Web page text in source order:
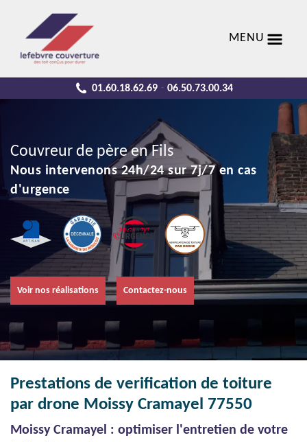
MENU
01.60.18.62.69 - 06.50.73.00.34
Couvreur de père en Fils
Nous intervenons 24h/24 sur 7j/7 en cas
d'urgence
Voir nos réalisations Contactez-nous
Prestations de verification de toiture
par drone Moissy Cramayel 77550
Moissy Cramayel : optimiser l'entretien de votre